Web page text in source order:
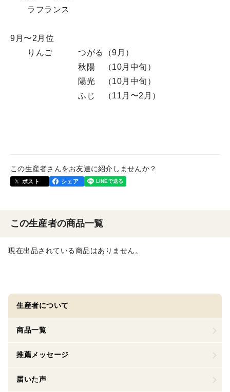
ラフランス
9月〜2月位
りんご つがる（9月）
秋陽 （10月中旬）
陽光 （10月中旬）
ふじ （11月〜2月）
この生産者さんをお友達に紹介しませんか？
ポスト シェア
この生産者の商品一覧
現在出品されている商品はありません。
生産者について
商品一覧
推薦メッセージ
届いた声